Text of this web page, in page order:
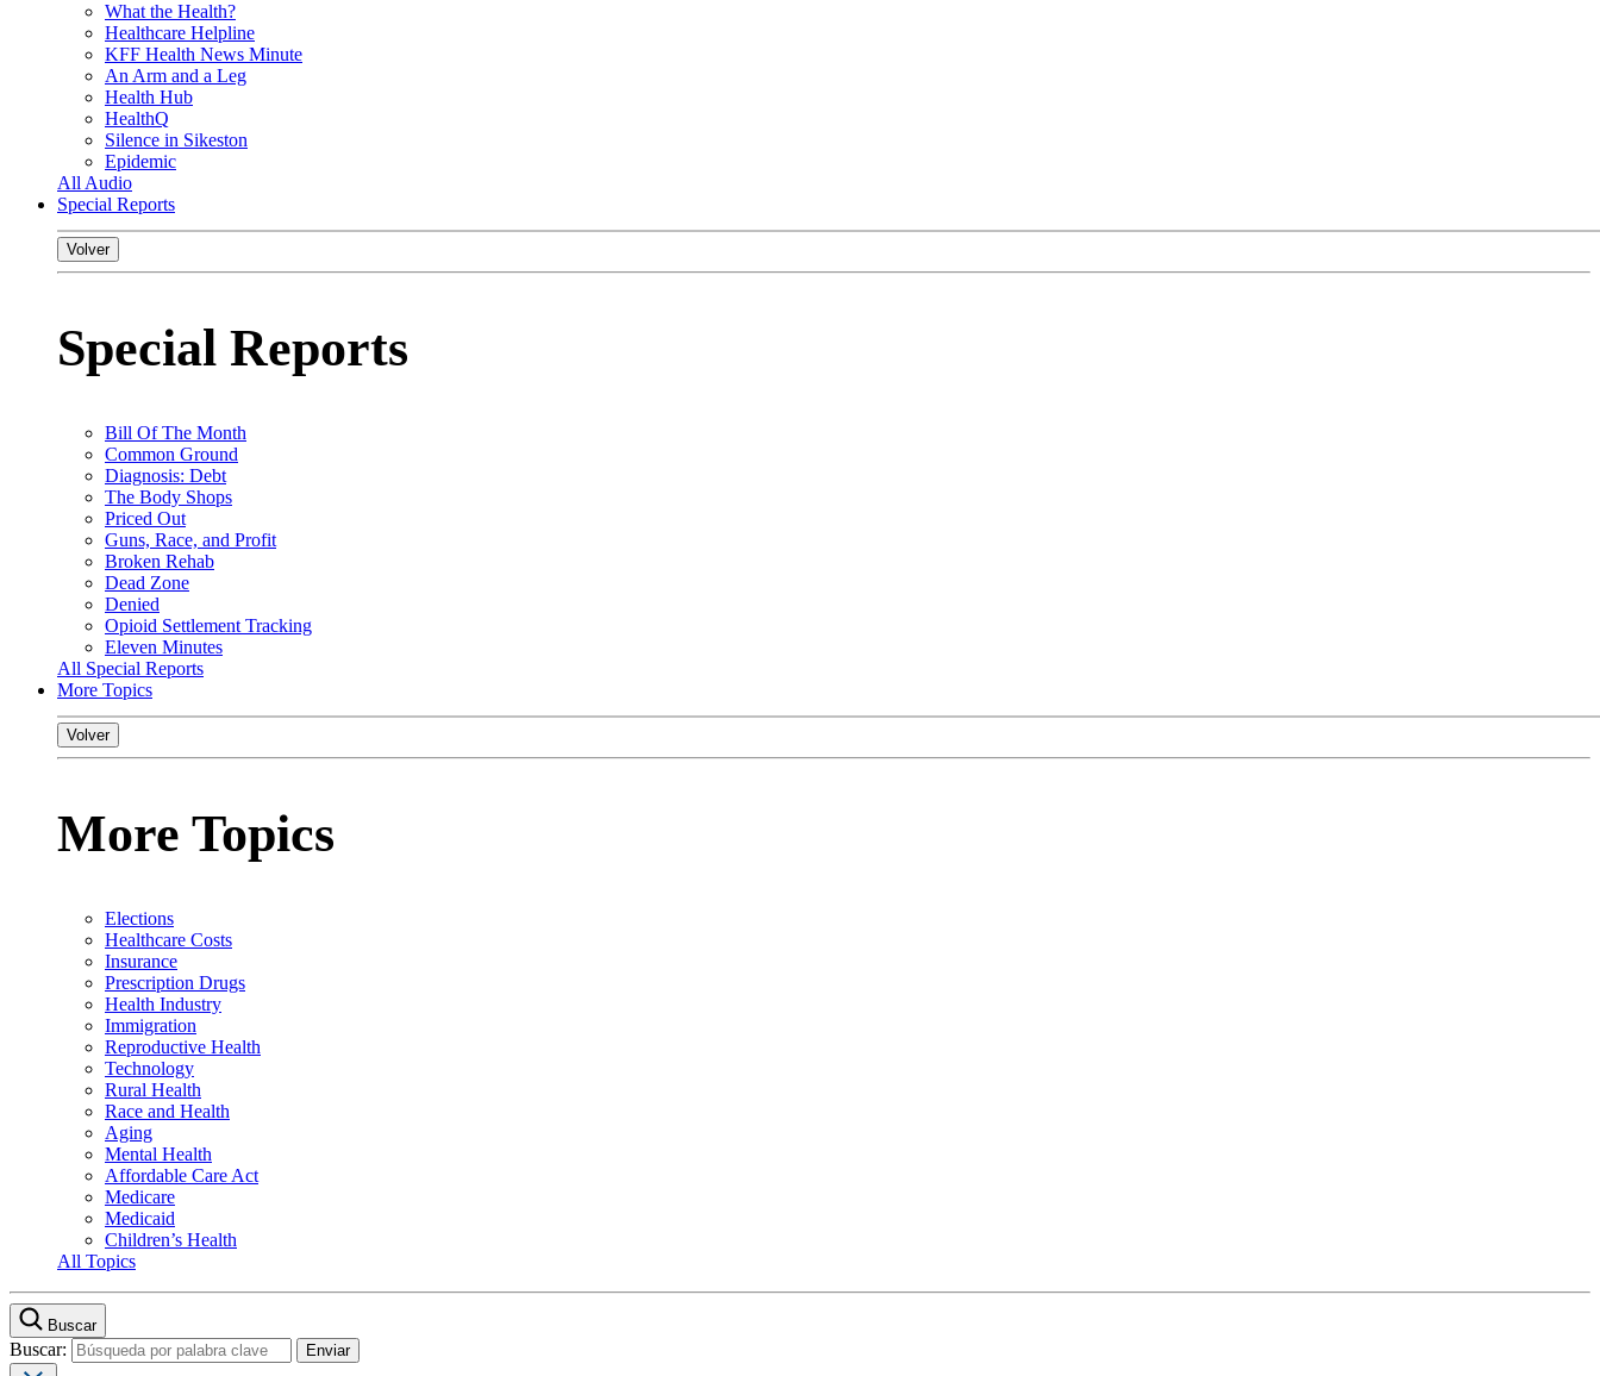
What the Health?
Healthcare Helpline
KFF Health News Minute
An Arm and a Leg
Health Hub
HealthQ
Silence in Sikeston
Epidemic
All Audio
Special Reports
Volver
Special Reports
Bill Of The Month
Common Ground
Diagnosis: Debt
The Body Shops
Priced Out
Guns, Race, and Profit
Broken Rehab
Dead Zone
Denied
Opioid Settlement Tracking
Eleven Minutes
All Special Reports
More Topics
Volver
More Topics
Elections
Healthcare Costs
Insurance
Prescription Drugs
Health Industry
Immigration
Reproductive Health
Technology
Rural Health
Race and Health
Aging
Mental Health
Affordable Care Act
Medicare
Medicaid
Children’s Health
All Topics
Buscar
Buscar: